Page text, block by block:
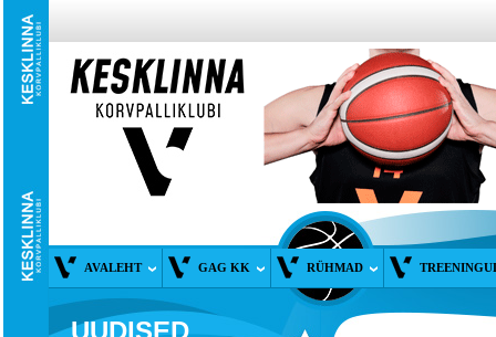
AVALEHT GAG KK RÜHMAD
UUDISED